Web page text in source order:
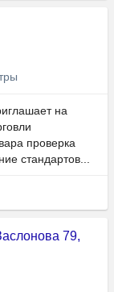
на
проверка
стандартов...
79,